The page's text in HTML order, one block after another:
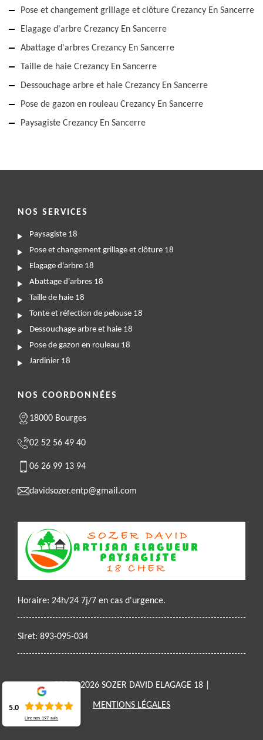
Pose et changement grillage et clôture Crezancy En Sancerre
Elagage d'arbre Crezancy En Sancerre
Abattage d'arbres Crezancy En Sancerre
Taille de haie Crezancy En Sancerre
Dessouchage arbre et haie Crezancy En Sancerre
Pose de gazon en rouleau Crezancy En Sancerre
Paysagiste Crezancy En Sancerre
NOS SERVICES
Paysagiste 18
Pose et changement grillage et clôture 18
Elagage d'arbre 18
Abattage d'arbres 18
Taille de haie 18
Tonte et réfection de pelouse 18
Dessouchage arbre et haie 18
Pose de gazon en rouleau 18
Jardinier 18
NOS COORDONNÉES
18000 Bourges
02 52 56 49 40
06 26 99 13 94
davidsozer.entp@gmail.com
Horaire: 24h/24 7j/7 en cas d'urgence.
Siret: 893-095-034
2021 - 2026 SOZER DAVID ELAGAGE 18 |
MENTIONS LÉGALES
5.0
Lire nos197 avis